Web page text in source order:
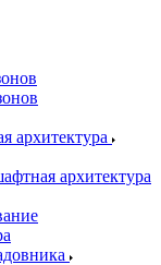
архитектура
архитектура